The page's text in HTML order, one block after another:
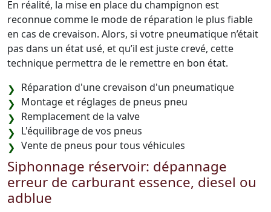
En réalité, la mise en place du champignon est
reconnue comme le mode de réparation le plus fiable
en cas de crevaison. Alors, si votre pneumatique n’était
pas dans un état usé, et qu’il est juste crevé, cette
technique permettra de le remettre en bon état.
Réparation d'une crevaison d'un pneumatique
Montage et réglages de pneus pneu
Remplacement de la valve
L'équilibrage de vos pneus
Vente de pneus pour tous véhicules
Siphonnage réservoir: dépannage
erreur de carburant essence, diesel ou
adblue